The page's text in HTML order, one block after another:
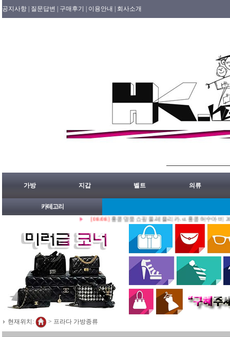
공지사항 | 질문답변 | 구매후기 | 이용안내 | 회사소개
가방 지갑 벨트 의류
카테고리
[08/08]
홍콩명품쇼핑몰.레플리카.st.홍콩허수아비 2026년
현재위치: > 프라다 가방종류